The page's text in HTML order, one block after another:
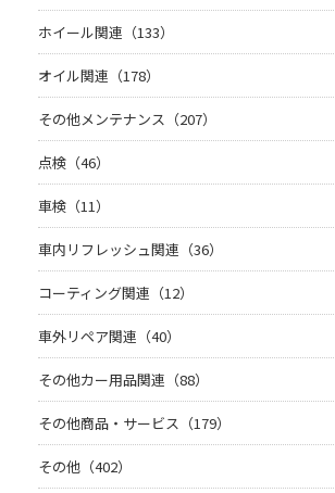
ホイール関連（133）
オイル関連（178）
その他メンテナンス（207）
点検（46）
車検（11）
車内リフレッシュ関連（36）
コーティング関連（12）
車外リペア関連（40）
その他カー用品関連（88）
その他商品・サービス（179）
その他（402）